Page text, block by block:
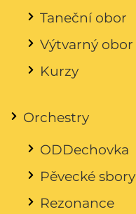
Taneční obor
Výtvarný obor
Kurzy
Orchestry
ODDechovka
Pěvecké sbory
Rezonance